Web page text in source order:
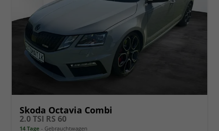
Skoda Octavia Combi
2.0 TSI RS 60
14 Tage Gebrauchtwagen